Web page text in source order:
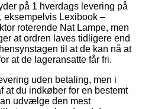
på 1 hverdags levering på
Lexibook –
roterende Nat Lampe, men
at ordren laves tidligere end
til at de kan nå at
at de lageransatte får fri.
uden betaling, men i
at du indkøber for en bestemt
udvælge den mest